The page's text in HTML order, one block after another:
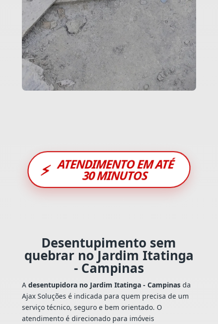
⚡ ATENDIMENTO EM ATÉ
30 MINUTOS
Desentupimento sem
quebrar no Jardim Itatinga
- Campinas
A desentupidora no Jardim Itatinga - Campinasda
Ajax Soluções é indicada para quem precisa de um
serviço técnico, seguro e bem orientado. O
atendimento é direcionado para imóveis